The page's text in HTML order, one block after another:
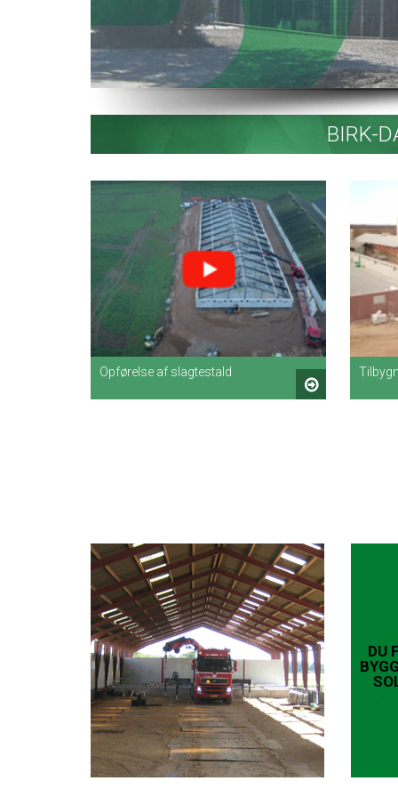
BIRK-
Opførelse af slagtestald
DU